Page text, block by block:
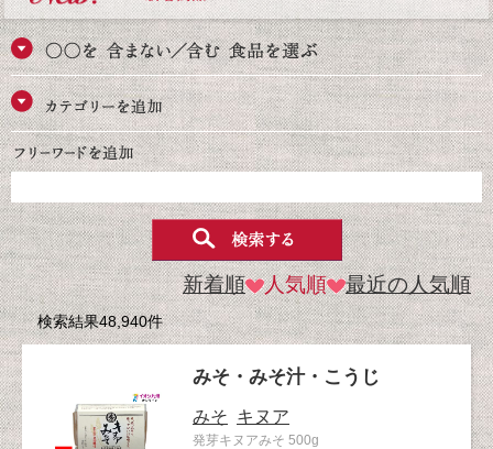
新着順 人気順 最近の人気順
検索結果48,940件
みそ・みそ汁・こうじ
みそ キヌア
発芽キヌアみそ 500g